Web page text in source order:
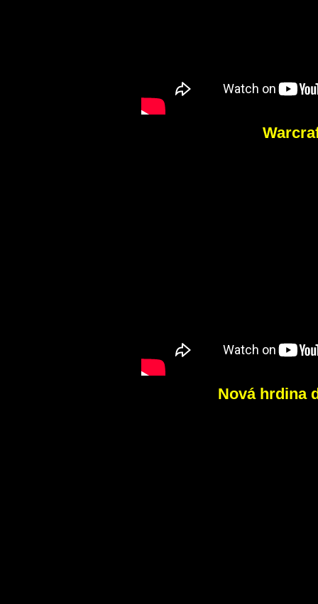
Nová hrdina